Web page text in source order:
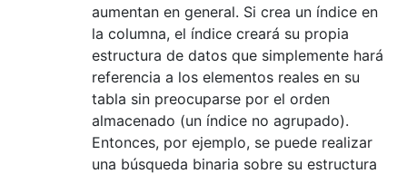
aumentan en general. Si crea un índice en
la columna, el índice creará su propia
estructura de datos que simplemente hará
referencia a los elementos reales en su
tabla sin preocuparse por el orden
almacenado (un índice no agrupado).
Entonces, por ejemplo, se puede realizar
una búsqueda binaria sobre su estructura